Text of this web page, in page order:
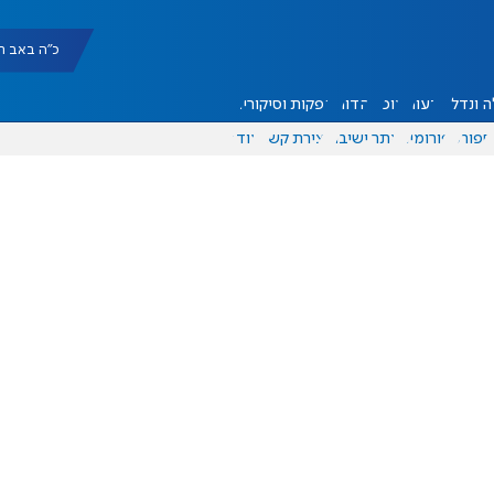
כ"ה באב תשפ"ו
ונדל"ן דעות אוכל יהדות הפקות וסיקורים
ספורט פורומים אתר ישיבה יצירת קשר עוד